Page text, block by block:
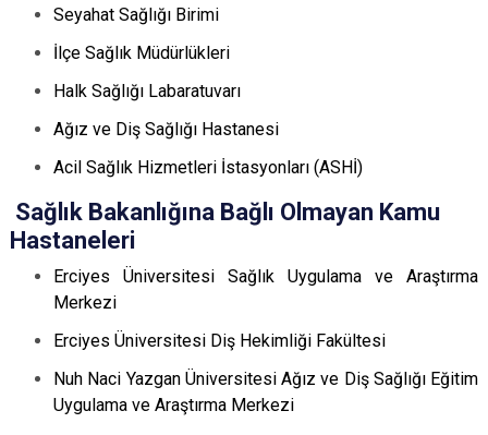
Seyahat Sağlığı Birimi
İlçe Sağlık Müdürlükleri
Halk Sağlığı Labaratuvarı
Ağız ve Diş Sağlığı Hastanesi
Acil Sağlık Hizmetleri İstasyonları (ASHİ)
Sağlık Bakanlığına Bağlı Olmayan Kamu
Hastaneleri
Erciyes Üniversitesi Sağlık Uygulama ve Araştırma
Merkezi
Erciyes Üniversitesi Diş Hekimliği Fakültesi
Nuh Naci Yazgan Üniversitesi Ağız ve Diş Sağlığı Eğitim
Uygulama ve Araştırma Merkezi